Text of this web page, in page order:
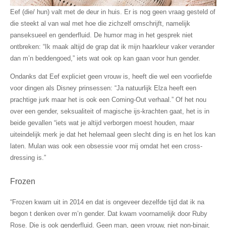
Eef (die/ hun) valt met de deur in huis. Er is nog geen vraag gesteld of
die steekt al van wal met hoe die zichzelf omschrijft, namelijk
panseksueel en genderfluid. De humor mag in het gesprek niet
ontbreken: “Ik maak altijd de grap dat ik mijn haarkleur vaker verander
dan m’n beddengoed,” iets wat ook op kan gaan voor hun gender.
Ondanks dat Eef expliciet geen vrouw is, heeft die wel een voorliefde
voor dingen als Disney prinsessen: “Ja natuurlijk Elza heeft een
prachtige jurk maar het is ook een Coming-Out verhaal.” Of het nou
over een gender, seksualiteit of magische ijs-krachten gaat, het is in
beide gevallen “iets wat je altijd verborgen moest houden, maar
uiteindelijk merk je dat het helemaal geen slecht ding is en het los kan
laten. Mulan was ook een obsessie voor mij omdat het een cross-
dressing is.”
Frozen
“Frozen kwam uit in 2014 en dat is ongeveer dezelfde tijd dat ik na
begon t denken over m’n gender. Dat kwam voornamelijk door Ruby
Rose. Die is ook genderfluid. Geen man, geen vrouw, niet non-binair,